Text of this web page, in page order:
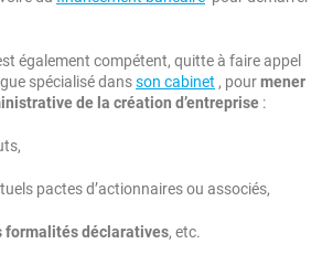
également compétent, quitte à faire appel
spécialisé dansson cabinet , pourmener
de la création d’entreprise :
pactes d’actionnaires ou associés,
formalités déclaratives, etc.